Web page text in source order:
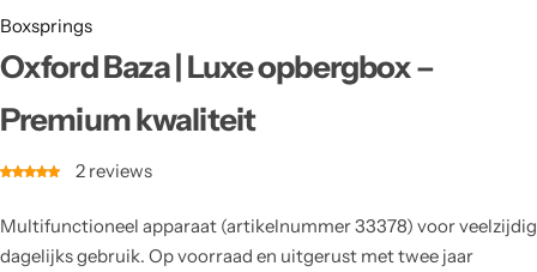
Boxsprings
Oxford Baza | Luxe opbergbox –
Premium kwaliteit
2 reviews
Multifunctioneel apparaat (artikelnummer 33378) voor veelzijdig
dagelijks gebruik. Op voorraad en uitgerust met twee jaar